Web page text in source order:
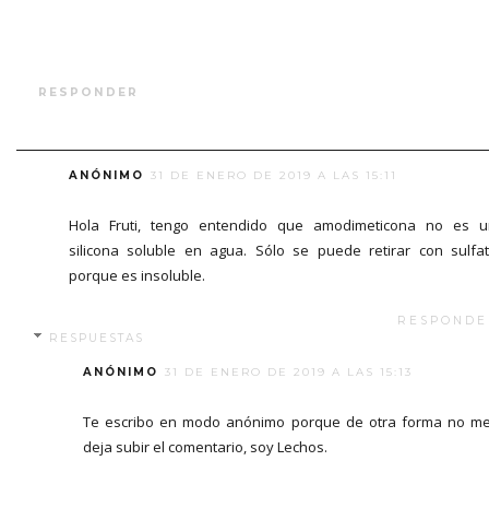
RESPONDER
ANÓNIMO 31 DE ENERO DE 2019 A LAS 15:11
Hola Fruti, tengo entendido que amodimeticona no es
silicona soluble en agua. Sólo se puede retirar con
porque es insoluble.
RESPUESTAS
ANÓNIMO 31 DE ENERO DE 2019 A LAS 15:13
Te escribo en modo anónimo porque de otra forma no
deja subir el comentario, soy Lechos.